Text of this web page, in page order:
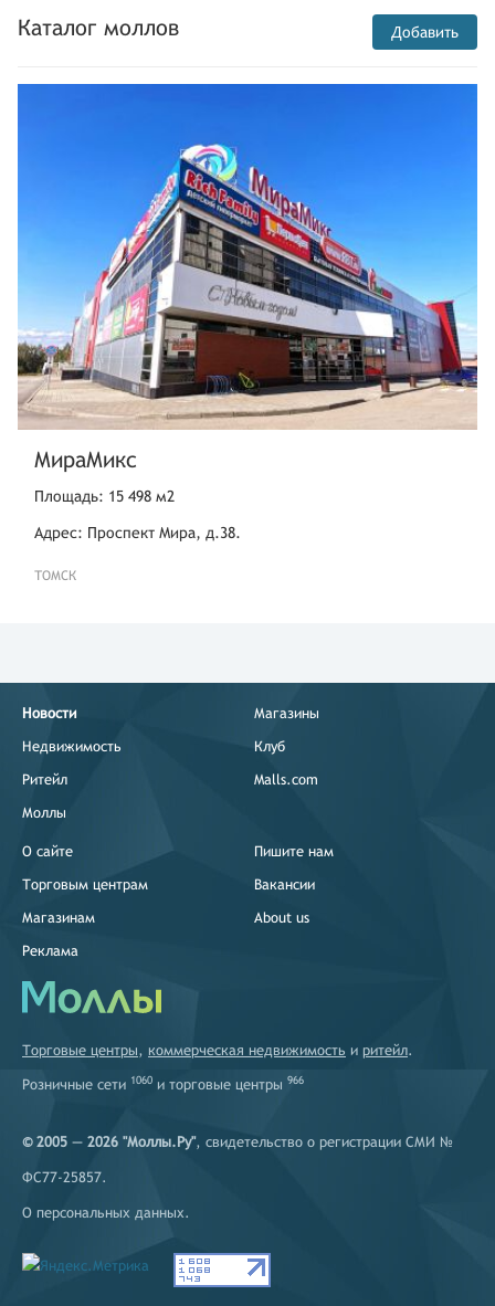
Каталог моллов Добавить
МираМикс
Площадь: 15 498 м2
Адрес: Проспект Мира, д.38.
ТОМСК
Новости
Недвижимость
Ритейл
Моллы
Магазины
Клуб
Malls.com
О сайте
Торговым центрам
Магазинам
Реклама
Пишите нам
Вакансии
About us
Торговые центры, коммерческая недвижимость и ритейл.
Розничные сети 1060 и торговые центры 966
© 2005 — 2026 "Моллы.Ру", свидетельство о регистрации СМИ №
ФС77-25857.
О персональных данных.